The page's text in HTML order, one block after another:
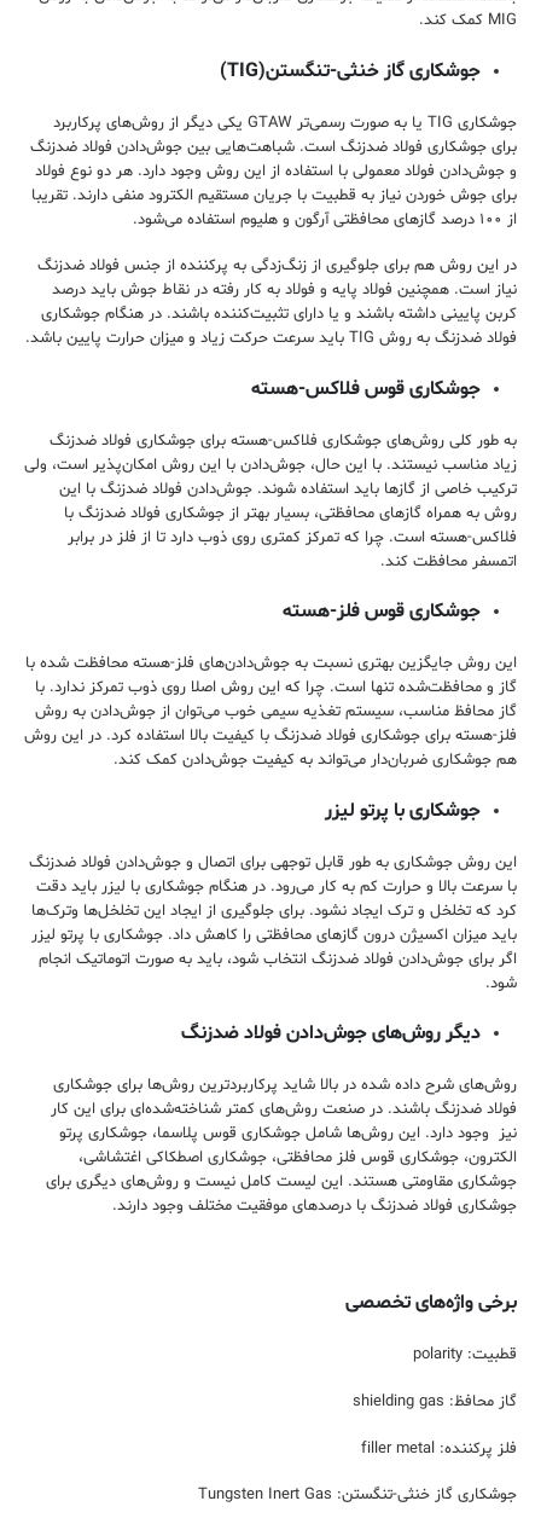
MIG کمک کند.
جوشکاری گاز خنثی-تنگستن(TIG)
جوشکاری TIG یا به صورت رسمی‌تر GTAW یکی دیگر از روش‌های پرکاربرد
برای جوشکاری فولاد ضدزنگ است. شباهت‌هایی بین جوش‌دادن فولاد ضدزنگ
و جوش‌‌دادن فولاد معمولی با استفاده از این روش وجود دارد. هر دو نوع فولاد
برای جوش‌ خوردن نیاز به قطبیت با جریان مستقیم الکترود منفی دارند. تقریبا
از ۱۰۰ درصد گاز‌های محافظتی آرگون و هلیوم استفاده می‌شود.
در این روش هم برای جلوگیری از زنگ‌زدگی به پرکننده از جنس فولاد ضدزنگ
نیاز است. همچنین فولاد پایه و فولاد به کار رفته در نقاط جوش باید درصد
کربن پایینی داشته باشند و یا دارای تثبیت‌کننده باشند. در هنگام جوشکاری
فولاد ضدزنگ به روش TIG باید سرعت حرکت زیاد و میزان حرارت پایین باشد.
جوشکاری قوس فلاکس-هسته
به طور کلی روش‌های جوشکاری فلاکس-هسته برای جوشکاری فولاد ضدزنگ
زیاد مناسب نیستند. با این حال، جوش‌دادن با این روش امکان‌پذیر است، ولی
ترکیب خاصی از گاز‌ها باید استفاده شوند. جوش‌دادن فولاد ضدزنگ با این
روش به همراه گاز‌های محافظتی، بسیار بهتر از جوشکاری فولاد ضدزنگ با
فلاکس-هسته است.‌ چرا که تمرکز کمتری روی ذوب دارد تا از فلز در برابر
اتمسفر محافظت کند.
جوشکاری قوس فلز-هسته
این روش جایگزین بهتری نسبت به جوش‌دادن‌های فلز-هسته محافظت شده با
گاز و محافظت‌شده تنها است. چرا که این روش اصلا روی ذوب تمرکز ندارد. با
گاز محافظ مناسب، سیستم تغذیه سیمی خوب می‌توان از جوش‌دادن به روش
فلز-هسته برای جوشکاری فولاد ضدزنگ با کیفیت بالا استفاده کرد. در این روش
هم جوشکاری ضربان‌دار می‌تواند به کیفیت جوش‌دادن کمک کند.
جوشکاری با پرتو لیزر
این روش جوشکاری به طور قابل توجهی برای اتصال و جوش‌دادن فولاد ضدزنگ
با سرعت بالا و حرارت کم به کار می‌رود. در هنگام جوشکاری با لیزر باید دقت
کرد که تخلخل و ترک ایجاد نشود. برای جلوگیری از ایجاد این تخلخل‌ها وترک‌ها
باید میزان اکسیژن درون گاز‌های محافظتی را کاهش داد. جوشکاری با پرتو لیزر
اگر برای جوش‌دادن فولاد ضدزنگ انتخاب شود، باید به صورت اتوماتیک انجام
شود.
دیگر روش‌های جوش‌دادن فولاد ضدزنگ
روش‌های شرح داده شده در بالا شاید پرکاربردترین روش‌ها برای جوشکاری
فولاد ضدزنگ باشند. در صنعت روش‌های کمتر شناخته‌‌شده‌ای برای این کار
نیز وجود دارد. این روش‌ها شامل جوشکاری قوس پلاسما، جوشکاری پرتو
الکترون، جوشکاری قوس فلز محافظتی، جوشکاری اصطکاکی اغتشاشی،
جوشکاری مقاومتی هستند. این لیست کامل نیست و روش‌های دیگری برای
جوشکاری فولاد ضدزنگ با درصد‌های موفقیت مختلف وجود دارند.
برخی واژه‌های تخصصی
قطبیت: polarity
گاز‌ محافظ: shielding gas
فلز پرکننده: filler metal
جوشکاری گاز خنثی-تنگستن: Tungsten Inert Gas